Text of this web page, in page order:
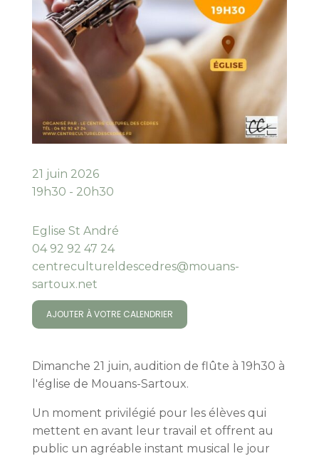
21 juin 2026
19h30 - 20h30
Eglise St André
04 92 92 47 24
centrecultureldescedres@mouans-
sartoux.net
AJOUTER À VOTRE CALENDRIER
Dimanche 21 juin, audition de flûte à 19h30 à
l'église de Mouans-Sartoux.
Un moment privilégié pour les élèves qui
mettent en avant leur travail et offrent au
public un agréable instant musical le jour